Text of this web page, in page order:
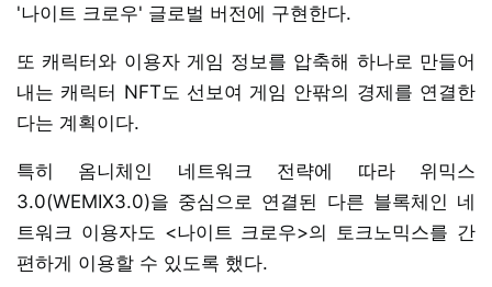
'나이트 크로우' 글로벌 버전에 구현한다.
또 캐릭터와 이용자 게임 정보를 압축해 하나로 만들어
내는 캐릭터 NFT도 선보여 게임 안팎의 경제를 연결한
다는 계획이다.
특히 옴니체인 네트워크 전략에 따라 위믹스
3.0(WEMIX3.0)을 중심으로 연결된 다른 블록체인 네
트워크 이용자도 <나이트 크로우>의 토크노믹스를 간
편하게 이용할 수 있도록 했다.